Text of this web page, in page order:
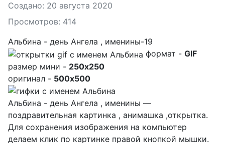
Создано: 20 августа 2020
Просмотров: 414
Альбина - день Ангела , именины-19
формат - GIF
размер мини - 250x250
оригинал - 500x500
Альбина - день Ангела , именины —
поздравительная картинка , анимашка ,открытка.
Для сохранения изображения на компьютер
делаем клик по картинке правой кнопкой мышки.